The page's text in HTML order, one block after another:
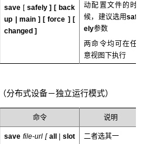
动配置文件的时
候，建议选用saf
ely参数
两命令均可在任
意视图下执行
save [ safely ] [ back
up
main] [force ] [
changed]
分布式设备－独立运行模式）
命令 说明
save file-url [all| slot
二者选其一